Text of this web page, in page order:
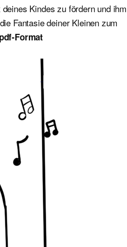
Kindes zu fördern und ihm
Fantasie deiner Kleinen zum
Format